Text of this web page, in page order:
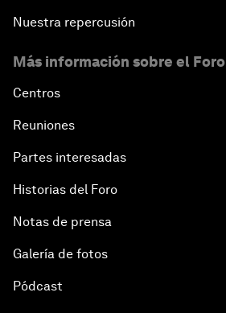
Nuestra repercusión
Más información sobre el Foro
Centros
Reuniones
Partes interesadas
Historias del Foro
Notas de prensa
Galería de fotos
Pódcast